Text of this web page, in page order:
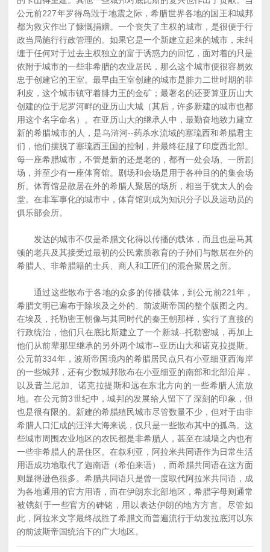
公元前227年罗得岛毁于地震之际，希腊世界各地的国王和城邦
都为救灾作出了慷慨捐赠。一个丧失了主权的城市，是很便于行
政当局施行行政管理的。如果它是一个新建立起来的城市，未纠
缠于任何对于过去主权独立的富于诱惑力的回忆，面对着的只是
依附于城市的一些非希腊的农业居民，那么这个城市便很容易效
忠于创建它的王室。最早由王室创建的城市是腓力二世时期的菲
利皮，这个城市镇守着腓力王的金矿；最著名的还要算亚历山大
创建的位于尼罗河畔的亚历山大城（其后，许多新建的城市也都
用这个名字命名）。在亚历山大的继承人中，最勤奋地致力建立
新的希腊城市的人，是乌浒河--药杀水流域的塞琉西和希腊君主
们，他们摆脱了塞琉西王国的控制，并最终征服了印度西北部。
每一座希腊城市，不管是新的还是老的，都有一处会场、一所剧
场，并至少有一座体育馆。剧场和会场是用于各种目的的集会场
所。体育馆是散居在外的希腊人聚居的场所，相当于犹太人的会
堂。在非军事化的城市中，体育馆则成为知识分子以及运动员的
俱乐部会所。
发达的城市不仅是希腊文化得以传播的载体，而且也是马其
顿的老兵及其接受过最初的公民素质教育的子孙们与散居在外的
希腊人、非希腊籍的士兵、商人和工匠们的混合聚居之所。
通过这些散布于各地的众多的传播载体，到公元前221年，
希腊文明已遍布于除埃及之外的、前波斯帝国的整个版图之内。
在埃及，托勒密王朝像与其同时代的秦王朝那样，实行了直接的
行政统治，他们只在底比斯建立了一个新城--托勒密城，再加上
他们从前辈那里继承的另外两个城市--亚历山大和诺克拉提斯。
公元前334年，波斯帝国境内的希腊居民点只有小亚细亚西海岸
的一些城邦，还有少数城邦散布在小亚细亚的南部和北部沿岸，
以及昔兰尼加、诺克拉提斯和远在东北方向的一些希腊人流放
地。在公元前3世纪中，城邦的发展给人留下了深刻的印象，但
也是很有限的。新建的希腊殖民城市尽管数量不少，但对于由非
希腊人口汇成的汪洋大海来说，仅只是一些散布其中的孤岛。这
些城市周围农业地区的农民都是非希腊人，甚至在城墙之内也有
一些非希腊人的居住区。在叙利亚，阿拉米共同语作为日常生活
用语成功地取代了迦南语（希伯来语），而希腊共同语在这方面
则显得逊色很多。希腊共同语只是曾一度取代阿拉米共同语，成
为各地通用的官方用语，而在伊朗东北部地区，希腊字母则通常
被镌刻于一些官方的碑铭，用以表达伊朗的地方方言。尽管如
此，阿拉米文字最终战胜了希腊文而普遍流行于幼发拉底河以东
的前波斯帝国统治下的广大地区。